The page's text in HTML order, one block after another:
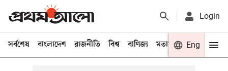
Login
সর্বশেষ বাংলাদেশ রাজনীতি বিশ্ব বাণিজ্য মতামত খেলা
Eng